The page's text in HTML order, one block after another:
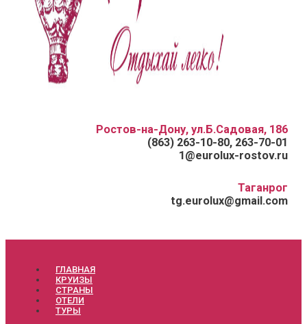
Ростов-на-Дону, ул.Б.Садовая, 186
(863) 263-10-80, 263-70-01
1@eurolux-rostov.ru
Таганрог
tg.eurolux@gmail.com
ГЛАВНАЯ
КРУИЗЫ
СТРАНЫ
ОТЕЛИ
ТУРЫ